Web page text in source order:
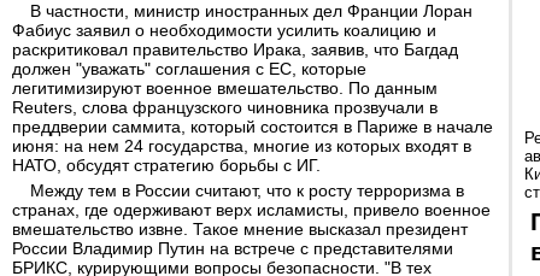
В частности, министр иностранных дел Франции Лоран
Фабиус заявил о необходимости усилить коалицию и
раскритиковал правительство Ирака, заявив, что Багдад
должен "уважать" соглашения с ЕС, которые
легитимизируют военное вмешательство. По данным
Reuters, слова французского чиновника прозвучали в
преддверии саммита, который состоится в Париже в начале
июня: на нем 24 государства, многие из которых входят в
НАТО, обсудят стратегию борьбы с ИГ.
Между тем в России считают, что к росту терроризма в
странах, где одерживают верх исламисты, привело военное
вмешательство извне. Такое мнение высказал президент
России Владимир Путин на встрече с представителями
БРИКС, курирующими вопросы безопасности. "В тех